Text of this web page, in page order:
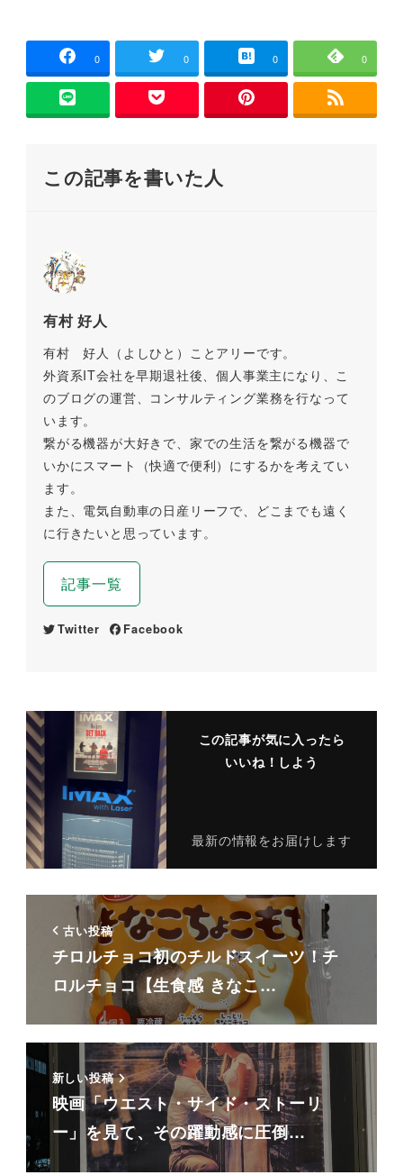
す
c
e
b
o
k
tt
er
ai
l
e e
n
p
y
Li
n
0 0 0 0
この記事を書いた人
有村 好人
有村 好人（よしひと）ことアリーです。
外資系IT会社を早期退社後、個人事業主になり、こ
のブログの運営、コンサルティング業務を行なって
います。
繋がる機器が大好きで、家での生活を繋がる機器で
いかにスマート（快適で便利）にするかを考えてい
ます。
また、電気自動車の日産リーフで、どこまでも遠く
に行きたいと思っています。
記事一覧
Twitter Facebook
この記事が気に入ったら
いいね！しよう
最新の情報をお届けします
古い投稿
チロルチョコ初のチルドスイーツ！チ
ロルチョコ【生食感 きなこ…
新しい投稿
映画「ウエスト・サイド・ストーリ
ー」を見て、その躍動感に圧倒…